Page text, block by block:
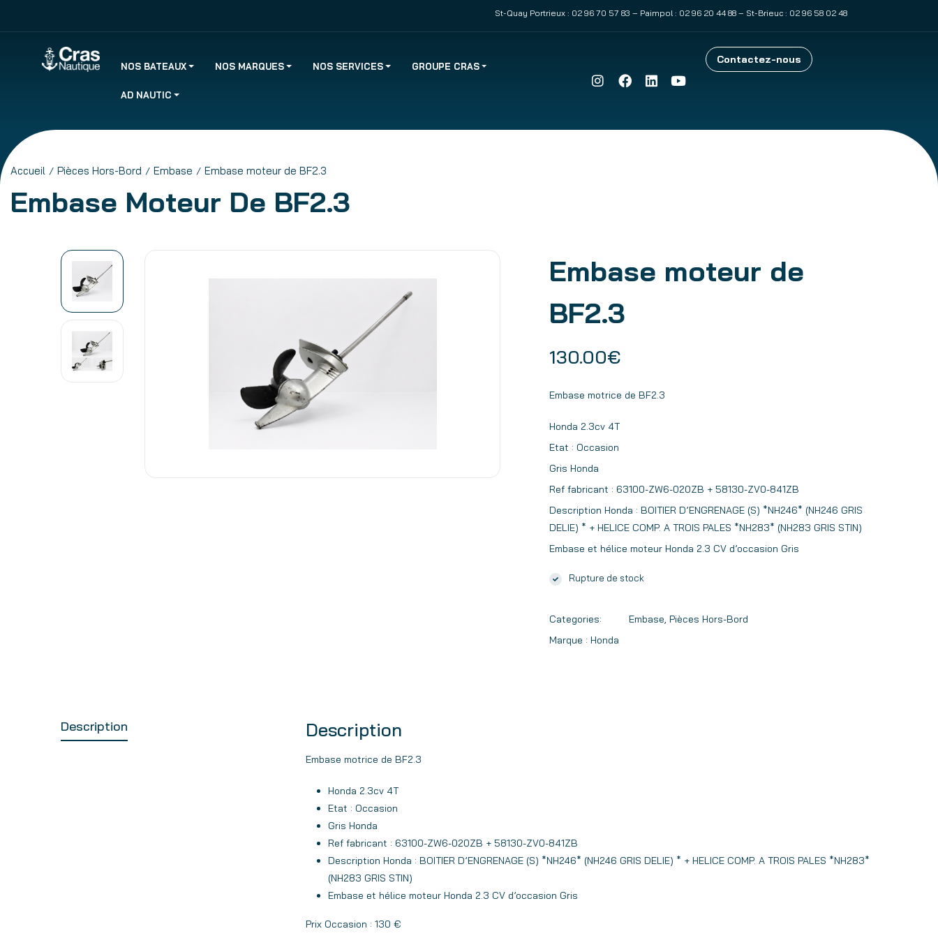
St-Quay Portrieux : 02 96 70 57 83 – Paimpol : 02 96 20 44 88 – St-Brieuc : 02 96 58 02 48
NOS BATEAUX NOS MARQUES NOS SERVICES GROUPE CRAS
AD NAUTIC
Contactez-nous
Accueil Pièces Hors-Bord Embase Embase moteur de BF2.3
Embase Moteur De BF2.3
Embase moteur de
BF2.3
130.00€
Embase motrice de BF2.3
Honda 2.3cv 4T
Etat : Occasion
Gris Honda
Ref fabricant : 63100-ZW6-020ZB + 58130-ZV0-841ZB
Description Honda : BOITIER D’ENGRENAGE (S) *NH246* (NH246 GRIS
DELIE) * + HELICE COMP. A TROIS PALES *NH283* (NH283 GRIS STIN)
Embase et hélice moteur Honda 2.3 CV d’occasion Gris
Rupture de stock
Categories: Embase, Pièces Hors-Bord
Marque : Honda
Description Description
Embase motrice de BF2.3
Honda 2.3cv 4T
Etat : Occasion
Gris Honda
Ref fabricant : 63100-ZW6-020ZB + 58130-ZV0-841ZB
Description Honda : BOITIER D’ENGRENAGE (S) *NH246* (NH246 GRIS DELIE) * + HELICE COMP. A TROIS PALES *NH283*
(NH283 GRIS STIN)
Embase et hélice moteur Honda 2.3 CV d’occasion Gris
Prix Occasion : 130 €